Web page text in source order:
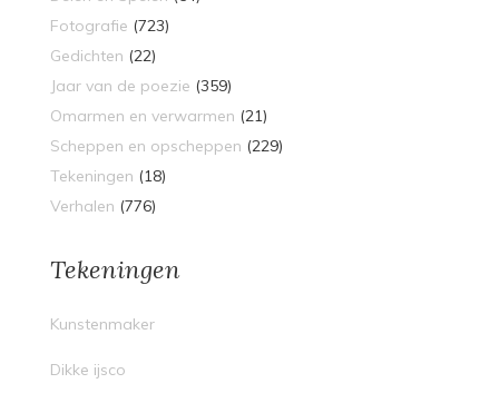
Fotografie (723)
Gedichten (22)
Jaar van de poezie (359)
Omarmen en verwarmen (21)
Scheppen en opscheppen (229)
Tekeningen (18)
Verhalen (776)
Tekeningen
Kunstenmaker
Dikke ijsco